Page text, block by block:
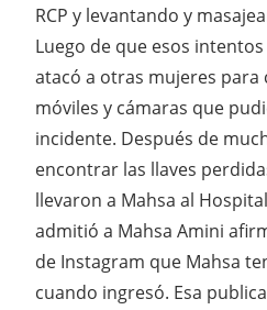
RCP y levantando y
Luego de que esos
atacó a otras mujeres para
móviles y cámaras que
incidente. Después de
encontrar las llaves
llevaron a Mahsa al
admitió a Mahsa Amini
de Instagram que Mahsa
cuando ingresó. Esa